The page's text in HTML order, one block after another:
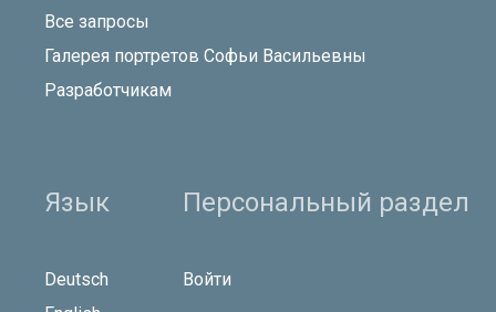
Все запросы
Галерея портретов Софьи Васильевны
Разработчикам
Язык
Deutsch
Персональный раздел
Войти